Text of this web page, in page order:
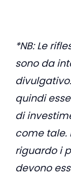
*NB: Le
sono da
quindi
di
come tale.
riguardo i
devono